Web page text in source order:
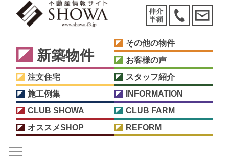
新築物件
その他の物件
お客様の声
注文住宅
スタッフ紹介
施工例集
INFORMATION
CLUB SHOWA
CLUB FARM
オススメSHOP
REFORM